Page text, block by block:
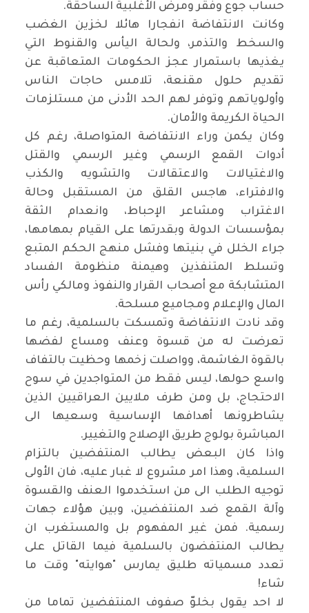
حساب جوع وفقر ومرض الأغلبية الساحقة.
وكانت الانتفاضة انفجارا هائلا لخزين الغضب
والسخط والتذمر، ولحالة اليأس والقنوط التي
يغذيها باستمرار عجز الحكومات المتعاقبة عن
تقديم حلول مقنعة، تلامس حاجات الناس
وأولوياتهم وتوفر لهم الحد الأدنى من مستلزمات
الحياة الكريمة والأمان.
وكان يكمن وراء الانتفاضة المتواصلة، رغم كل
أدوات القمع الرسمي وغير الرسمي والقتل
والاغتيالات والاعتقالات والتشويه والكذب
والافتراء، هاجس القلق من المستقبل وحالة
الاغتراب ومشاعر الإحباط، وانعدام الثقة
بمؤسسات الدولة وبقدرتها على القيام بمهامها،
جراء الخلل في بنيتها وفشل منهج الحكم المتبع
وتسلط المتنفذين وهيمنة منظومة الفساد
المتشابكة مع أصحاب القرار والنفوذ ومالكي رأس
المال والإعلام ومجاميع مسلحة.
وقد نادت الانتفاضة وتمسكت بالسلمية، رغم ما
تعرضت له من قسوة وعنف ومساع لفضها
بالقوة الغاشمة، وواصلت زخمها وحظيت بالتفاف
واسع حولها، ليس فقط من المتواجدين في سوح
الاحتجاج، بل ومن طرف ملايين العراقيين الذين
يشاطرونها أهدافها الإساسية وسعيها الى
المباشرة بولوج طريق الإصلاح والتغيير.
واذا كان البعض يطالب المنتفضين بالتزام
السلمية، وهذا امر مشروع لا غبار عليه، فان الأولى
توجيه الطلب الى من استخدموا العنف والقسوة
وآلة القمع ضد المنتفضين، وبين هؤلاء جهات
رسمية. فمن غير المفهوم بل والمستغرب ان
يطالب المنتفضون بالسلمية فيما القاتل على
تعدد مسمياته طليق يمارس "هوايته" وقت ما
شاء!
لا احد يقول بخلوّ صفوف المنتفضين تماما من